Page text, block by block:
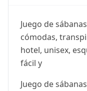
Juego de
cómodas,
hotel, unisex,
fácil y
Juego de